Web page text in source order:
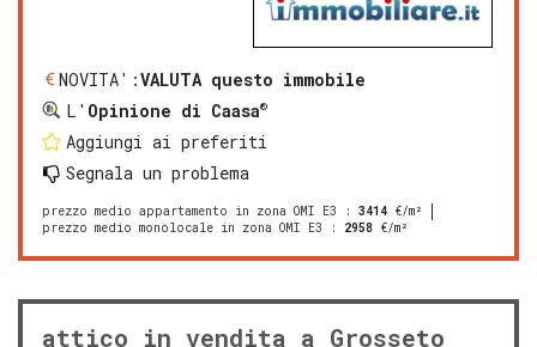
NOVITA':VALUTA questo immobile
L' Opinione di Caasa®
Aggiungi ai preferiti
Segnala un problema
prezzo medio appartamento in zona OMI E3 : 3414 €/m²
prezzo medio monolocale in zona OMI E3 : 2958 €/m²
attico in vendita a Grosseto